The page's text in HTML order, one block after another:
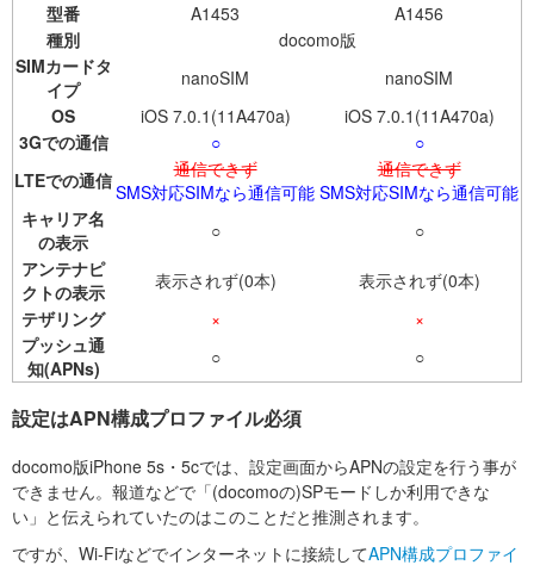
型番
A1453
A1456
種別
docomo版
SIMカードタ
イプ
nanoSIM
nanoSIM
OS
iOS 7.0.1(11A470a)
iOS 7.0.1(11A470a)
3Gでの通信
○
○
LTEでの通信
通信できず
SMS対応SIMなら通信可能
通信できず
SMS対応SIMなら通信可能
キャリア名
の表示
○
○
アンテナピ
クトの表示
表示されず(0本)
表示されず(0本)
テザリング
×
×
プッシュ通
知(APNs)
○ ○
設定はAPN構成プロファイル必須
docomo版iPhone 5s・5cでは、設定画面からAPNの設定を行う事が
できません。報道などで「(docomoの)SPモードしか利用できな
い」と伝えられていたのはこのことだと推測されます。
ですが、Wi-Fiなどでインターネットに接続してAPN構成プロファイ